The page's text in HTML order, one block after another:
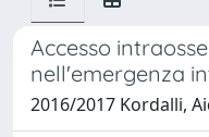
Accesso
nell'emergenza
2016/2017 Kordalli,